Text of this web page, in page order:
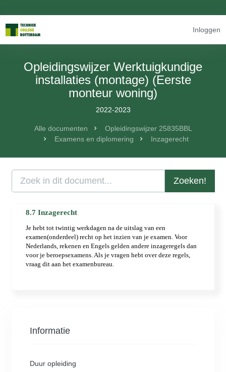
Inloggen
Opleidingswijzer Werktuigkundige
installaties (montage) (Eerste
monteur woning)
2022-2023
Alle documenten
Opleidingswijzer 25835BBL
Examens en diplomering
Inzagerecht
Zoeken!
Informatie
Duur opleiding